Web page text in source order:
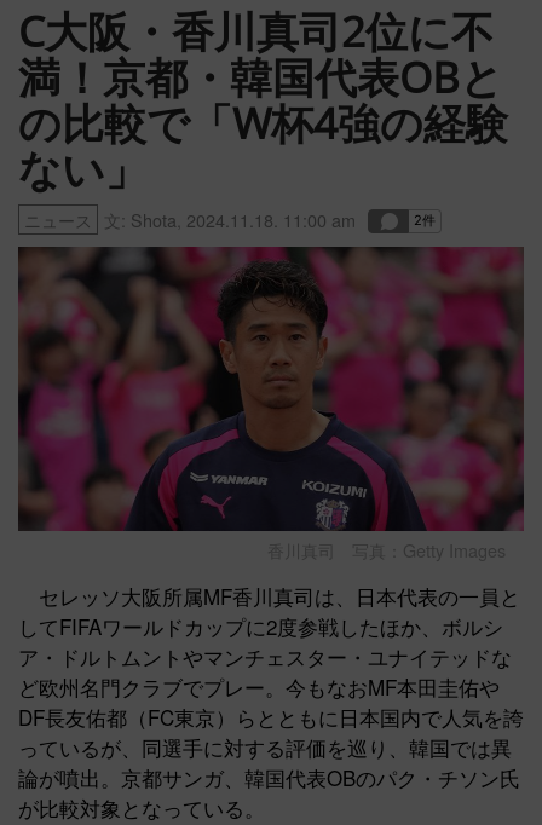
C大阪・香川真司2位に不
満！京都・韓国代表OBと
の比較で「W杯4強の経験
ない」
ニュース 文: Shota 2024.11.18. 11:00 am
香川真司 写真：Getty Images
セレッソ大阪所属MF香川真司は、日本代表の一員と
してFIFAワールドカップに2度参戦したほか、ボルシ
ア・ドルトムントやマンチェスター・ユナイテッドな
ど欧州名門クラブでプレー。今もなおMF本田圭佑や
DF長友佑都（FC東京）らとともに日本国内で人気を誇
っているが、同選手に対する評価を巡り、韓国では異
論が噴出。京都サンガ、韓国代表OBのパク・チソン氏
が比較対象となっている。